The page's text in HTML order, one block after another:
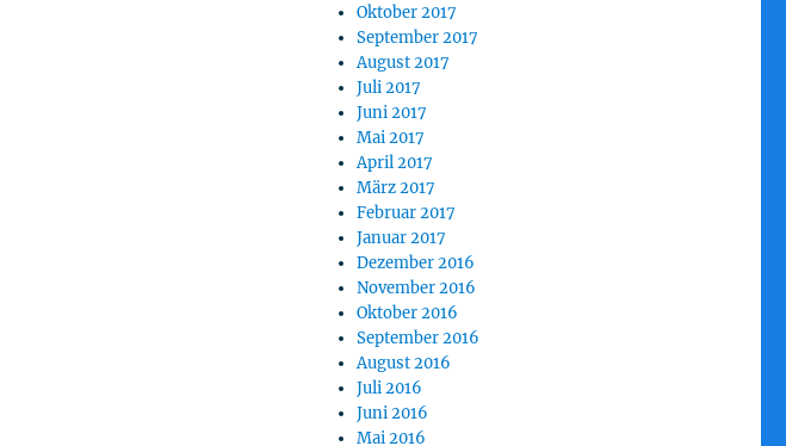
Oktober 2017
September 2017
August 2017
Juli 2017
Juni 2017
Mai 2017
April 2017
März 2017
Februar 2017
Januar 2017
Dezember 2016
November 2016
Oktober 2016
September 2016
August 2016
Juli 2016
Juni 2016
Mai 2016